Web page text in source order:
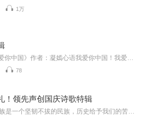
1万
78
！领先声创国庆诗歌特辑